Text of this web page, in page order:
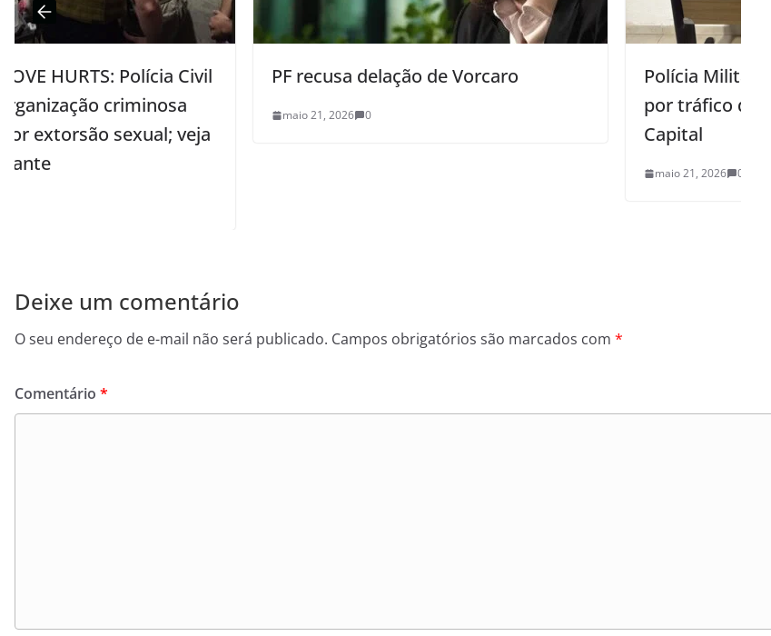
PF recusa delação de Vorcaro
maio 21, 2026 0
Polícia Militar detém três suspeitos
por tráfico de drogas na zona sul da
Deixe um comentário
O seu endereço de e-mail não será publicado. Campos obrigatórios são marcados com *
Comentário *